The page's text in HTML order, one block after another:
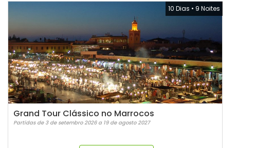
10 Dias • 9 Noites
Grand Tour Clássico no Marrocos
Partidas de 3 de setembro 2026 a 19 de agosto 2027